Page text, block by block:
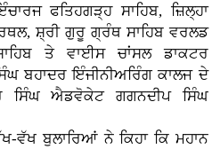
ਫਤਿਹਗੜ੍ਹ ਸਾਹਿਬ, ਜ਼ਿਲ੍ਹਾ
ਸ਼੍ਰੀ ਗੁਰੂ ਗ੍ਰੰਥ ਸਾਹਿਬ ਵਰਲਡ
ਤੇ ਵਾਈਸ ਚਾਂਸਲ ਡਾਕਟਰ
ਬਹਾਦਰ ਇੰਜੀਨੀਅਰਿੰਗ ਕਾਲਜ ਦੇ
ਸਿੰਘ ਐਡਵੋਕੇਟ ਗਗਨਦੀਪ ਸਿੰਘ
ਬੁਲਾਰਿਆਂ ਨੇ ਕਿਹਾ ਕਿ ਮਹਾਨ